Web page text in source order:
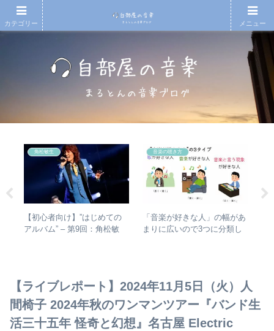
角松敏生
【初心者向け】”はじめての
アルバム” – 第9回：角松敏
音楽の聴き方
「音楽が好きな人」の幅があ
まりに広いので3つに分類し
【ライブレポート】2024年11月5日（火）人
間椅子 2024年秋のワンマンツアー『バンド生
活三十五年 怪奇と幻想』名古屋 Electric
カテゴリー メニュー